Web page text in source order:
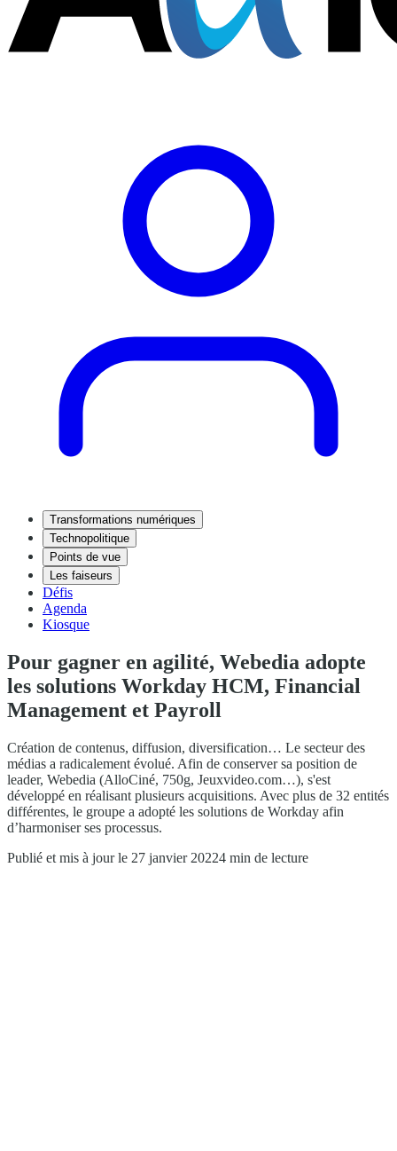
Transformations numériques
Technopolitique
Points de vue
Les faiseurs
Défis
Agenda
Kiosque
Pour gagner en agilité, Webedia adopte
les solutions Workday HCM, Financial
Management et Payroll
Création de contenus, diffusion, diversification… Le secteur des
médias a radicalement évolué. Afin de conserver sa position de
leader, Webedia (AlloCiné, 750g, Jeuxvideo.com…), s'est
développé en réalisant plusieurs acquisitions. Avec plus de 32 entités
différentes, le groupe a adopté les solutions de Workday afin
d’harmoniser ses processus.
Publié et mis à jour le 27 janvier 20224 min de lecture